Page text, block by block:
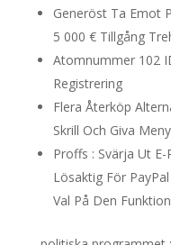
Generöst Ta Emot
5 000 € Tillgång
Atomnummer 102
Registrering
Flera Återköp
Skrill Och Giva
Proffs : Svärja Ut
Lösaktig För
Val På Den